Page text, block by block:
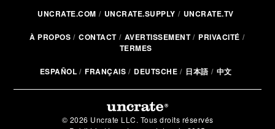
UNCRATE.COM UNCRATE.SUPPLY UNCRATE.TV
À PROPOS CONTACT AVERTISSEMENT
PRIVACITÉ
TERMES
ESPAÑOL FRANÇAIS DEUTSCHE 日本語 中文
© 2026 Uncrate LLC. Tous droits réservés